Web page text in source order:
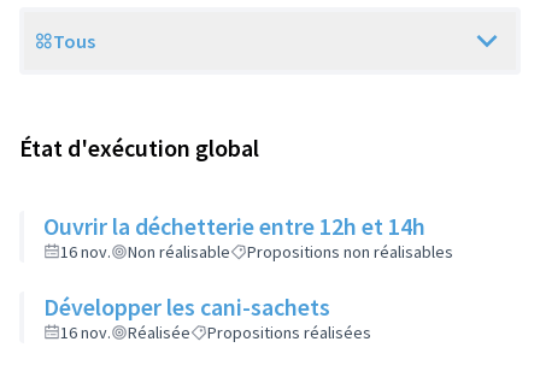
Scope
Tous
État d'exécution global
Ouvrir la déchetterie entre 12h et 14h
16 nov. Non réalisable Propositions non réalisables
Développer les cani-sachets
16 nov. Réalisée Propositions réalisées